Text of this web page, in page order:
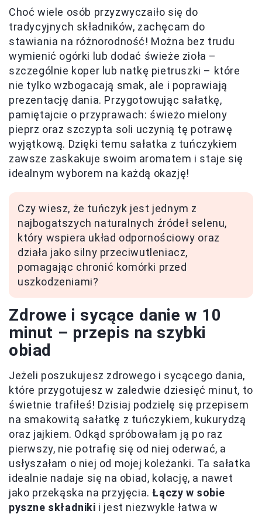
Choć wiele osób przyzwyczaiło się do
tradycyjnych składników, zachęcam do
stawiania na różnorodność! Można bez trudu
wymienić ogórki lub dodać świeże zioła –
szczególnie koper lub natkę pietruszki – które
nie tylko wzbogacają smak, ale i poprawiają
prezentację dania. Przygotowując sałatkę,
pamiętajcie o przyprawach: świeżo mielony
pieprz oraz szczypta soli uczynią tę potrawę
wyjątkową. Dzięki temu sałatka z tuńczykiem
zawsze zaskakuje swoim aromatem i staje się
idealnym wyborem na każdą okazję!
Czy wiesz, że tuńczyk jest jednym z
najbogatszych naturalnych źródeł selenu,
który wspiera układ odpornościowy oraz
działa jako silny przeciwutleniacz,
pomagając chronić komórki przed
uszkodzeniami?
Zdrowe i sycące danie w 10
minut – przepis na szybki
obiad
Jeżeli poszukujesz zdrowego i sycącego dania,
które przygotujesz w zaledwie dziesięć minut, to
świetnie trafiłeś! Dzisiaj podzielę się przepisem
na smakowitą sałatkę z tuńczykiem, kukurydzą
oraz jajkiem. Odkąd spróbowałam ją po raz
pierwszy, nie potrafię się od niej oderwać, a
usłyszałam o niej od mojej koleżanki. Ta sałatka
idealnie nadaje się na obiad, kolację, a nawet
jako przekąska na przyjęcia.Łączy w sobie
pyszne składniki i jest niezwykle łatwa w